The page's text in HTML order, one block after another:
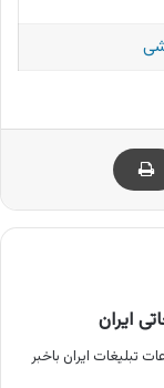
ایران
تبلیغات ایران باخبر